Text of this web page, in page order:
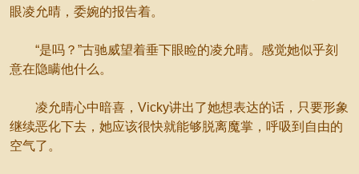
眼凌允晴，委婉的报告着。
“是吗？”古驰威望着垂下眼睑的凌允晴。感觉她似乎刻
意在隐瞒他什么。
凌允晴心中暗喜，Vicky讲出了她想表达的话，只要形象
继续恶化下去，她应该很快就能够脱离魔掌，呼吸到自由的
空气了。